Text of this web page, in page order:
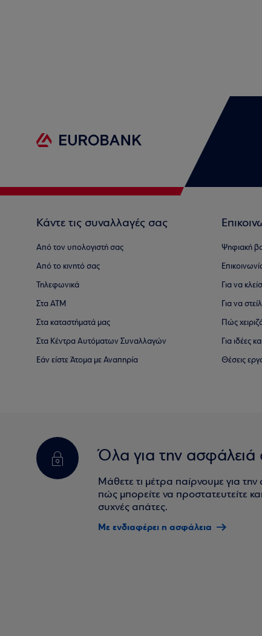
Κάντε τις συναλλαγές σας
Από τον υπολογιστή σας
Από το κινητό σας
Τηλεφωνικά
Στα ΑΤΜ
Στα καταστήματά μας
Στα Κέντρα Αυτόματων Συναλλαγών
Εάν είστε Άτομα με Αναπηρία
Ψηφιακή
Για να
Για να
Πώς
Για ιδέες
Θέσεις
Όλα για την ασφάλειά
Μάθετε τι μέτρα παίρνουμε για
πώς μπορείτε να προστατευτείτε και
συχνές απάτες.
Με ενδιαφέρει η ασφάλεια